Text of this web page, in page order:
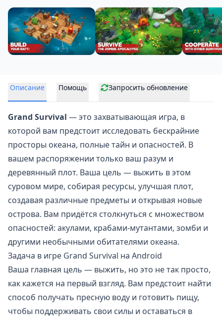
Описание Помощь Запросить обновление
Grand Survival — это захватывающая игра, в
которой вам предстоит исследовать бескрайние
просторы океана, полные тайн и опасностей. В
вашем распоряжении только ваш разум и
деревянный плот. Ваша цель — выжить в этом
суровом мире, собирая ресурсы, улучшая плот,
создавая различные предметы и открывая новые
острова. Вам придётся столкнуться с множеством
опасностей: акулами, крабами-мутантами, зомби и
другими необычными обитателями океана.
Задача в игре Grand Survival на Android
Ваша главная цель — выжить, но это не так просто,
как кажется на первый взгляд. Вам предстоит найти
способ получать пресную воду и готовить пищу,
чтобы поддерживать свои силы и оставаться в